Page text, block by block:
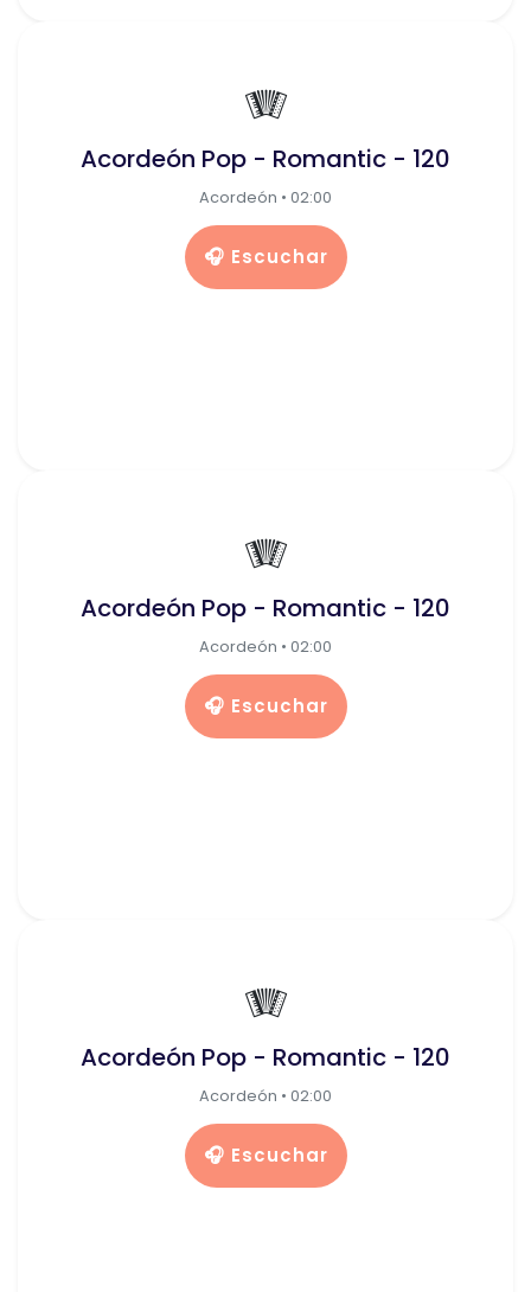
🪗
Acordeón Pop - Romantic - 120
Acordeón • 02:00
🎧 Escuchar
🪗
Acordeón Pop - Romantic - 120
Acordeón • 02:00
🎧 Escuchar
🪗
Acordeón Pop - Romantic - 120
Acordeón • 02:00
🎧 Escuchar